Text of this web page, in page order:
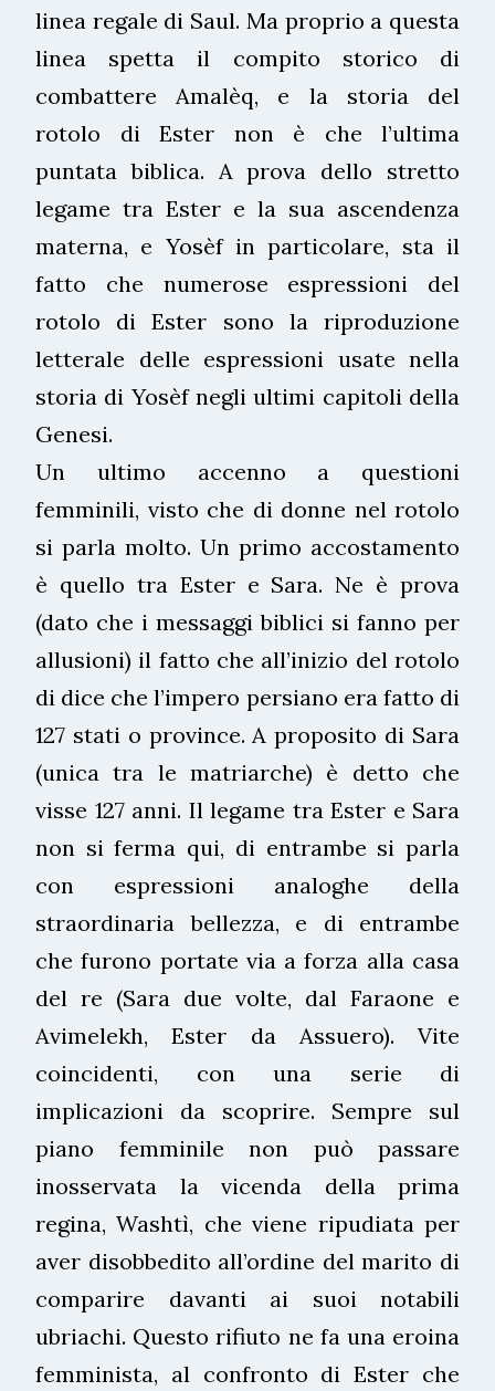
linea regale di Saul. Ma proprio a questa
linea spetta il compito storico di
combattere Amalèq, e la storia del
rotolo di Ester non è che l’ultima
puntata biblica. A prova dello stretto
legame tra Ester e la sua ascendenza
materna, e Yosèf in particolare, sta il
fatto che numerose espressioni del
rotolo di Ester sono la riproduzione
letterale delle espressioni usate nella
storia di Yosèf negli ultimi capitoli della
Genesi.
Un ultimo accenno a questioni
femminili, visto che di donne nel rotolo
si parla molto. Un primo accostamento
è quello tra Ester e Sara. Ne è prova
(dato che i messaggi biblici si fanno per
allusioni) il fatto che all’inizio del rotolo
di dice che l’impero persiano era fatto di
127 stati o province. A proposito di Sara
(unica tra le matriarche) è detto che
visse 127 anni. Il legame tra Ester e Sara
non si ferma qui, di entrambe si parla
con espressioni analoghe della
straordinaria bellezza, e di entrambe
che furono portate via a forza alla casa
del re (Sara due volte, dal Faraone e
Avimelekh, Ester da Assuero). Vite
coincidenti, con una serie di
implicazioni da scoprire. Sempre sul
piano femminile non può passare
inosservata la vicenda della prima
regina, Washtì, che viene ripudiata per
aver disobbedito all’ordine del marito di
comparire davanti ai suoi notabili
ubriachi. Questo rifiuto ne fa una eroina
femminista, al confronto di Ester che